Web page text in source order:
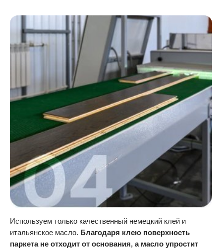
Используем только качественный немецкий клей и
итальянское масло. Благодаря клею поверхность
паркета не отходит от основания, а масло упростит